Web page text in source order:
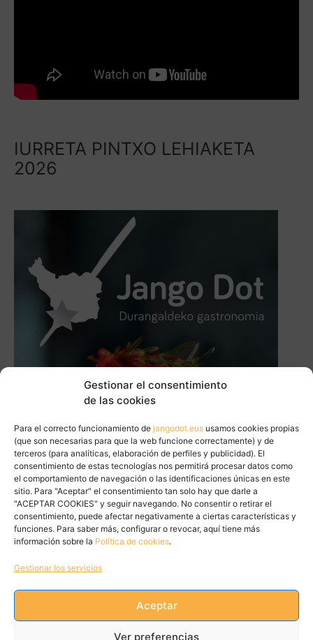
Gestionar el consentimiento
de las cookies
Para el correcto funcionamiento de jangodot.eus usamos cookies propias
(que son necesarias para que la web funcione correctamente) y de
terceros (para analíticas, elaboración de perfiles y publicidad). El
consentimiento de estas tecnologías nos permitirá procesar datos como
el comportamiento de navegación o las identificaciones únicas en este
sitio. Para "Aceptar" el consentimiento tan solo hay que darle a
"ACEPTAR COOKIES" y seguir navegando. No consentir o retirar el
consentimiento, puede afectar negativamente a ciertas características y
funciones. Para saber más, configurar o revocar, aquí tiene más
información sobre la Política de cookies.
Gestionar los servicios
Aceptar
Ver preferencias
IURRETA PINTXO LEHIAKETA
2026